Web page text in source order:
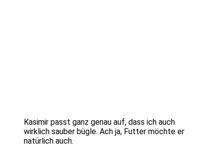
Kasimir passt ganz genau auf, dass ich auch
wirklich sauber bügle. Ach ja, Futter möchte er
natürlich auch.